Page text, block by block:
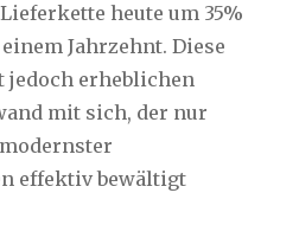
heute um 35%
Jahrzehnt. Diese
erheblichen
mit sich, der nur
effektiv bewältigt